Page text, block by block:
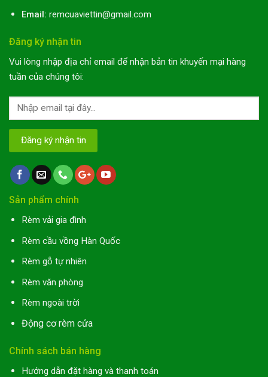
Email: remcuaviettin@gmail.com
Đăng ký nhận tin
Vui lòng nhập địa chỉ email để nhận bản tin khuyến mại hàng
tuần của chúng tôi:
Sản phẩm chính
Rèm vải gia đình
Rèm cầu vồng Hàn Quốc
Rèm gỗ tự nhiên
Rèm văn phòng
Rèm ngoài trời
Động cơ rèm cửa
Chính sách bán hàng
Hướng dẫn đặt hàng và thanh toán